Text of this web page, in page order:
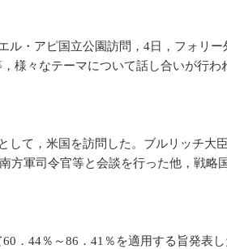
・アピ国立公園訪問，4日，フォリ
様々なテーマについて話し合いが行
て，米国を訪問した。ブルリッチ大
軍司令官等と会談を行った他，戦
．44％～86．41％を適用する旨発表し